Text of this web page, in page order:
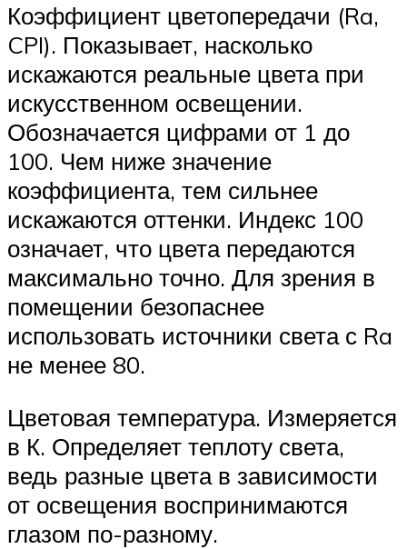
Коэффициент цветопередачи (Ra,
CPI). Показывает, насколько
искажаются реальные цвета при
искусственном освещении.
Обозначается цифрами от 1 до
100. Чем ниже значение
коэффициента, тем сильнее
искажаются оттенки. Индекс 100
означает, что цвета передаются
максимально точно. Для зрения в
помещении безопаснее
использовать источники света с Ra
не менее 80.
Цветовая температура. Измеряется
в К. Определяет теплоту света,
ведь разные цвета в зависимости
от освещения воспринимаются
глазом по-разному.